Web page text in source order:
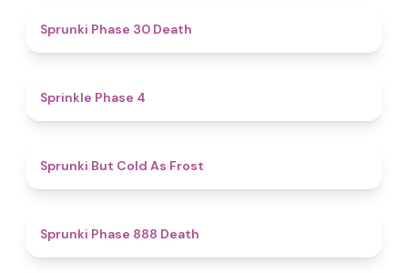
Sprunki Phase 30 Death
Sprinkle Phase 4
Sprunki But Cold As Frost
Sprunki Phase 888 Death